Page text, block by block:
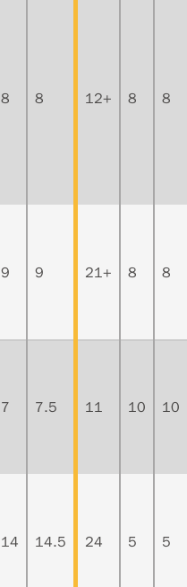
8 8 12+ 8 8
9 9 21+ 8 8
7 7.5 11 10 10
14 14.5 24 5 5